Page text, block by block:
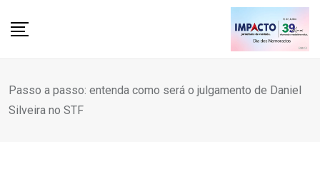
Passo a passo: entenda como será o julgamento de Daniel
Silveira no STF